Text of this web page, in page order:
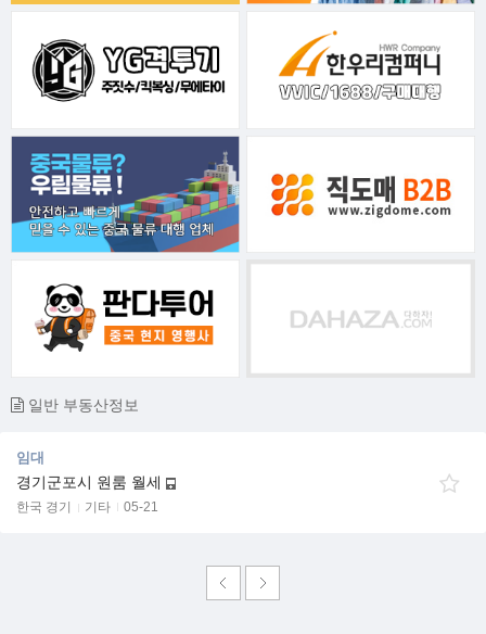
일반 부동산정보
임대
경기군포시 원룸 월세
한국 경기 기타 05-21